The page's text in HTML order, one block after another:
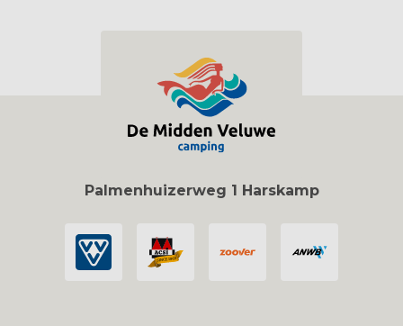
Palmenhuizerweg 1 Harskamp